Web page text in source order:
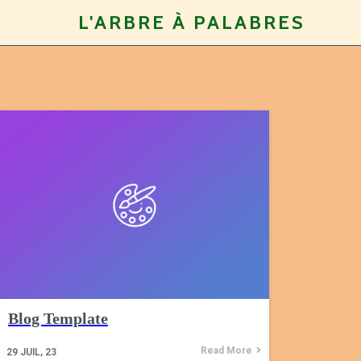
L'ARBRE À PALABRES
Blog Template
29 JUIL, 23 Read More